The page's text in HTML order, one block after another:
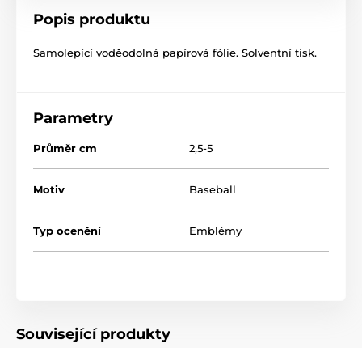
Popis produktu
Samolepící voděodolná papírová fólie. Solventní tisk.
Parametry
Průměr cm 2,5-5
Motiv Baseball
Typ ocenění Emblémy
Související produkty